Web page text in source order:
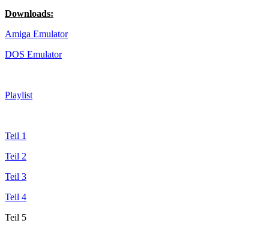
Downloads:
Amiga Emulator
DOS Emulator
Playlist
Teil 1
Teil 2
Teil 3
Teil 4
Teil 5